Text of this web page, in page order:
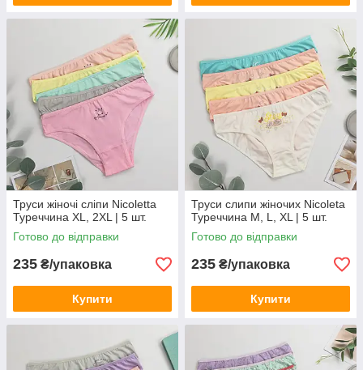
Труси жіночі сліпи Nicoletta
Туреччина XL, 2XL | 5 шт.
Готово до відправки
235 ₴/упаковка
Купити
Труси слипи жіночих Nicoleta
Туреччина M, L, XL | 5 шт.
Готово до відправки
235 ₴/упаковка
Купити